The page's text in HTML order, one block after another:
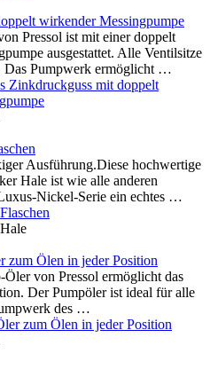
wirkender Messingpumpe
Pressol ist mit einer doppelt
ausgestattet. Alle Ventilsitze
Das Pumpwerk ermöglicht …
Ausführung.Diese hochwertige
Hale ist wie alle anderen
Nickel-Serie ein echtes …
zum Ölen in jeder Position
von Pressol ermöglicht das
Der Pumpöler ist ideal für alle
des …